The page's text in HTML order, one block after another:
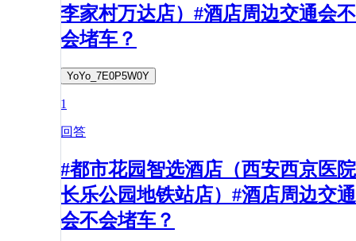
李家村万达店）#酒店周边交通会不
会堵车？
YoYo_7E0P5W0Y
1
回答
#都市花园智选酒店（西安西京医院
长乐公园地铁站店）#酒店周边交通
会不会堵车？